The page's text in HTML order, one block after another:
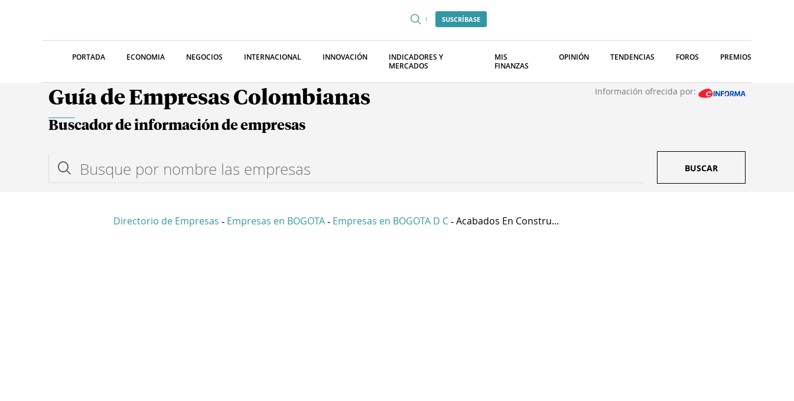
SUSCRÍBASE
PORTADA ECONOMIA NEGOCIOS INTERNACIONAL INNOVACIÓN
INDICADORES Y
MERCADOS
MIS
FINANZAS
OPINIÓN TENDENCIAS FOROS PREMIOS
Guía de Empresas Colombianas Información ofrecida por:
Buscador de información de empresas
BUSCAR
Directorio de Empresas - Empresas en BOGOTA - Empresas en BOGOTA D C - Acabados En Constru...